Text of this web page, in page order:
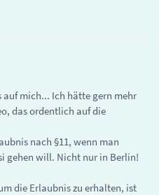
mich... Ich hätte gern mehr
das ordentlich auf die
nach §11, wenn man
gehen will. Nicht nur in Berlin!
die Erlaubnis zu erhalten, ist